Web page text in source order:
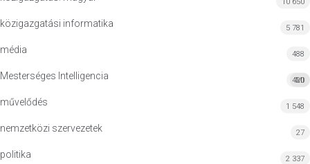
közigazgatási informatika 5 781
média 488
Mesterséges Intelligencia MI
420
művelődés 1 548
nemzetközi szervezetek 27
politika 2 337